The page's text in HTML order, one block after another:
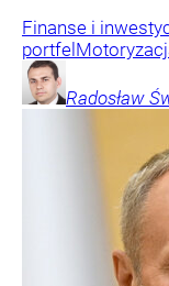
Finanse i
portfel
Radosław